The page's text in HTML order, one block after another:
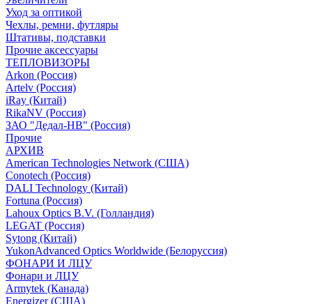
Уход за оптикой
Чехлы, ремни, футляры
Штативы, подставки
Прочие аксессуары
ТЕПЛОВИЗОРЫ
Arkon (Россия)
Artelv (Россия)
iRay (Китай)
RikaNV (Россия)
ЗАО "Дедал-НВ" (Россия)
Прочие
АРХИВ
American Technologies Network (США)
Conotech (Россия)
DALI Technology (Китай)
Fortuna (Россия)
Lahoux Optics B.V. (Голландия)
LEGAT (Россия)
Sytong (Китай)
YukonAdvanced Optics Worldwide (Белоруссия)
ФОНАРИ И ЛЦУ
Фонари и ЛЦУ
Armytek (Канада)
Energizer (США)